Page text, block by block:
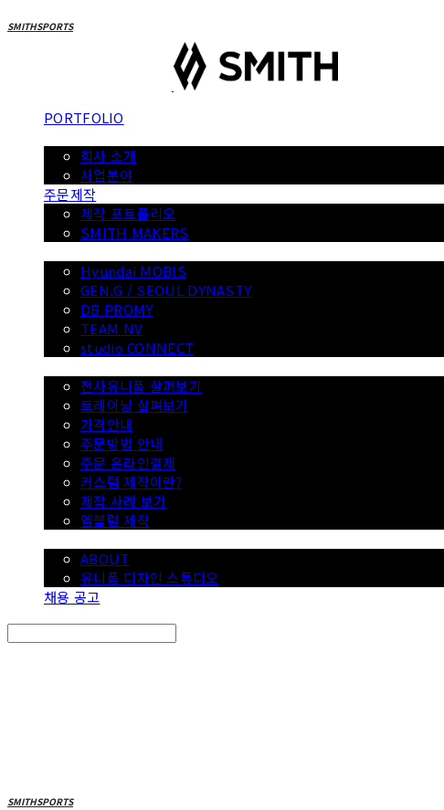
SMITHSPORTS
PORTFOLIO
회사 소개
사업분야
주문제작
제작 포트폴리오
SMITH MAKERS
Hyundai MOBIS
GEN.G / SEOUL DYNASTY
DB PROMY
TEAM NV
studio CONNECT
전사유니폼 살펴보기
트레이닝 살펴보기
가격안내
주문방법 안내
주문 온라인결제
커스텀 제작이란?
제작 사례 보기
엠블럼 제작
ABOUT
유니폼 디자인 스튜디오
채용 공고
SMITHSPORTS